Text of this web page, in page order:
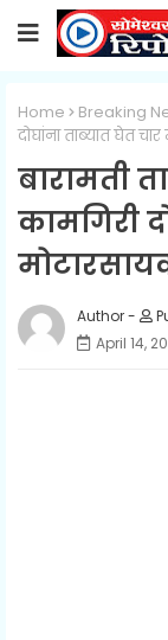
Home Breaking
दोघांना ताब्यात घेत
बारामती
कामगिरी
April 14,